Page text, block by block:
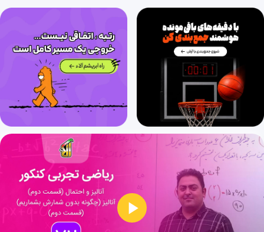
پخش
21 دقیقه 1400/08/29
الگو و دنباله (قسمت اول)، الگو و دنبالۀ حسابی
30 دقیقه 1400/08/29
الگو و دنباله (قسمت دوم)، دنبالۀ حسابی
27 دقیقه
الگو و دنباله (قسمت سوم)، دنبالۀ هندسی
1400/08/29
الگو و دنباله (قسمت چهارم)، دنبالۀ هندسی و مسائل تلفیقی دنباله حسابی و هندسی
1400/08/29